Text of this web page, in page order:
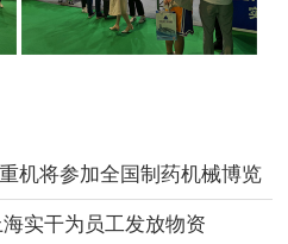
机将参加全国制药机械博览
实干为员工发放物资